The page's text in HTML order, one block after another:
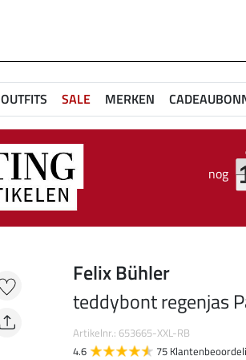
OUTFITS SALE MERKEN
nog
Felix Bühler
teddybont regenjas
Artikelnr.: 653665-XXL-RB
4.6
75